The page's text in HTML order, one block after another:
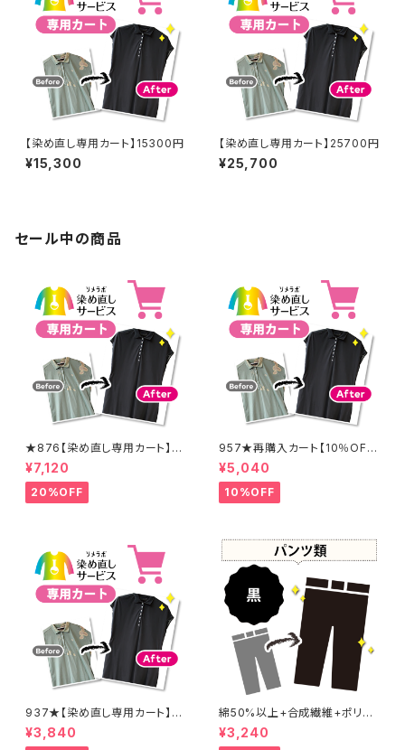
【染め直し専用カート】15300円
¥15,300
【染め直し専用カート】25700円
¥25,700
セール中の商品
★876【染め直し専用カート】8
900円
¥7,120
20%OFF
957★再購入カート【10％OF
F】
¥5,040
10%OFF
937★【染め直し専用カート】4
800円
¥3,840
綿50%以上+合成繊維+ポリウ
レタン 黒染め パンツ 【元色：
黒】 -染め直し[漆黒 - Black]4
¥3,240